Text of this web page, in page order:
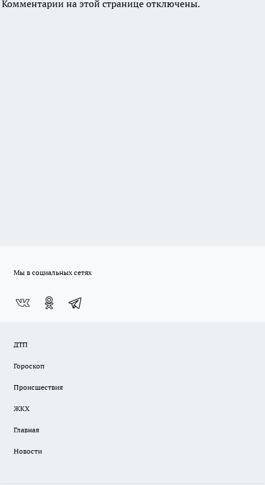
Комментарии на этой странице отключены.
Мы в социальных сетях
ДТП
Гороскоп
Происшествия
ЖКХ
Главная
Новости